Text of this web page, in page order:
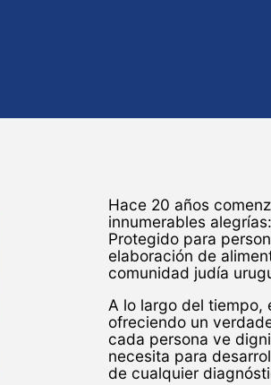
Hace 20 años
innumerables
Protegido para
elaboración de
comunidad judía
A lo largo del tiempo,
ofreciendo un
cada persona ve
necesita para
de cualquier